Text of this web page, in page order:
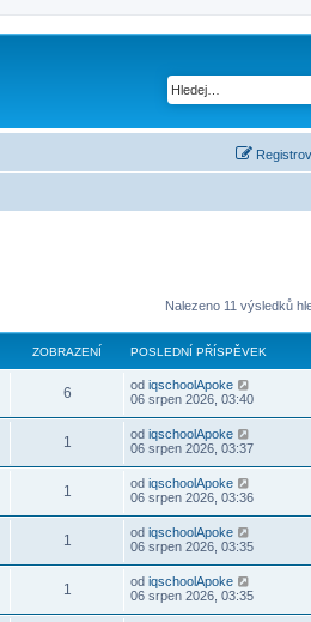
Nalezeno 11 výsledků
ZOBRAZENÍ POSLEDNÍ PŘÍSPĚVEK
6 od iqschoolApoke
06 srpen 2026, 03:40
1 od iqschoolApoke
06 srpen 2026, 03:37
1 od iqschoolApoke
06 srpen 2026, 03:36
1 od iqschoolApoke
06 srpen 2026, 03:35
1 od iqschoolApoke
06 srpen 2026, 03:35